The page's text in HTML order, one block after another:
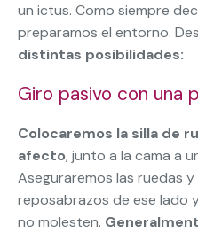
un ictus. Como siempre
preparamos el entorno.
distintas posibilidades:
Giro pasivo con una
Colocaremos la silla de
afecto, junto a la cama a
Aseguraremos las ruedas
reposabrazos de ese lado
no molesten.